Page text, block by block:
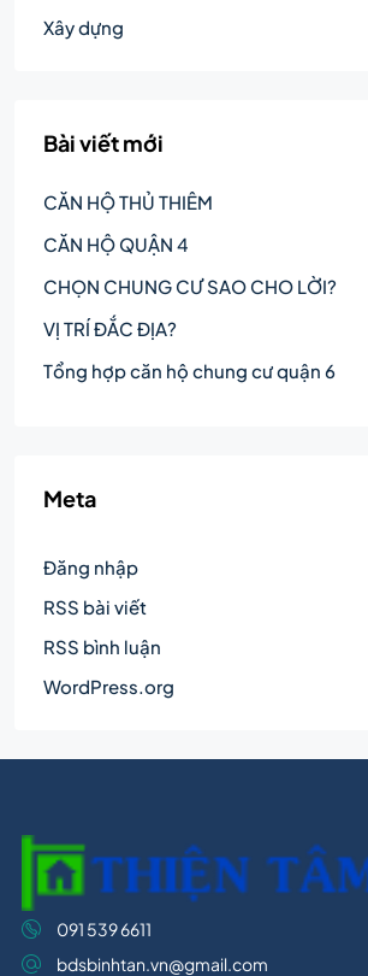
Xây dựng
Bài viết mới
CĂN HỘ THỦ THIÊM
CĂN HỘ QUẬN 4
CHỌN CHUNG CƯ SAO CHO LỜI?
VỊ TRÍ ĐẮC ĐỊA?
Tổng hợp căn hộ chung cư quận 6
Meta
Đăng nhập
RSS bài viết
RSS bình luận
WordPress.org
091 539 6611
bdsbinhtan.vn@gmail.com